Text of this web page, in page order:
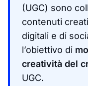
(UGC) sono
contenuti
digitali e di
l’obiettivo di
creatività del
UGC.